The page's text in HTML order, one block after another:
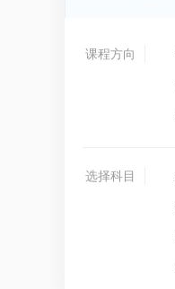
课程方向
选择科目